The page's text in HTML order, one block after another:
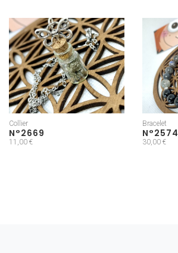
Collier
N°2669
11,00 €
Bracelet
N°2574
30,00 €